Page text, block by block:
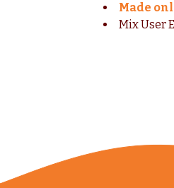
Made
Mix User